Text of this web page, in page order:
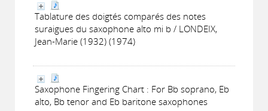
Tablature des doigtés comparés des notes
suraigues du saxophone alto mi b / LONDEIX,
Jean-Marie (1932) (1974)
Saxophone Fingering Chart : For Bb soprano, Eb
alto, Bb tenor and Eb baritone saxophones